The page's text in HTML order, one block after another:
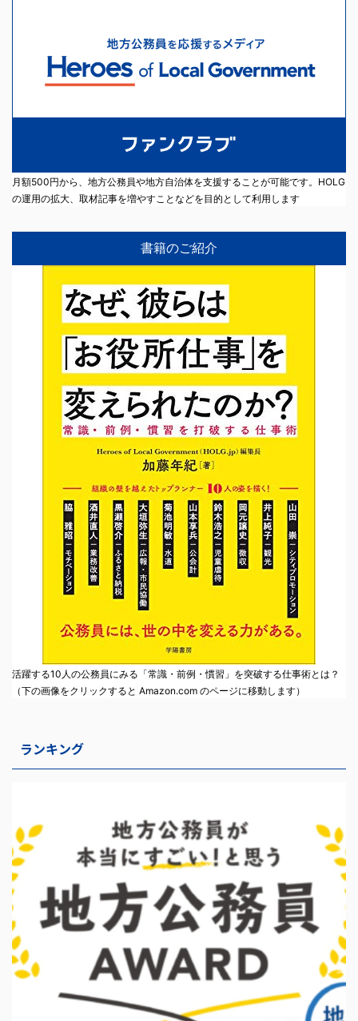
月額500円から、地方公務員や地方自治体を支援することが可能です。HOLG
の運用の拡大、取材記事を増やすことなどを目的として利用します
書籍のご紹介
活躍する10人の公務員にみる「常識・前例・慣習」を突破する仕事術とは？
（下の画像をクリックすると Amazon.com のページに移動します）
ランキング